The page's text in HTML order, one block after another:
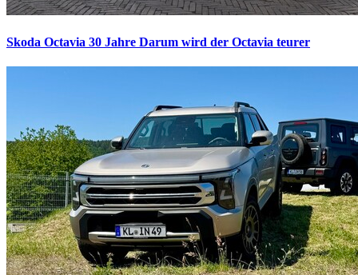
Skoda Octavia 30 Jahre Darum wird der Octavia teurer